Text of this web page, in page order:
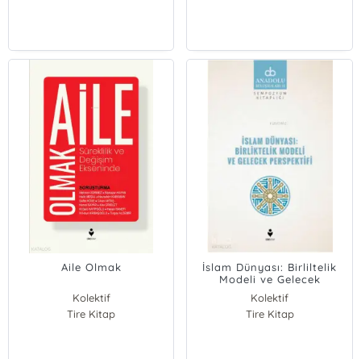
Aile Olmak
Kolektif
Tire Kitap
İslam Dünyası: Birliltelik
Modeli ve Gelecek
Perspektifi
Kolektif
Tire Kitap